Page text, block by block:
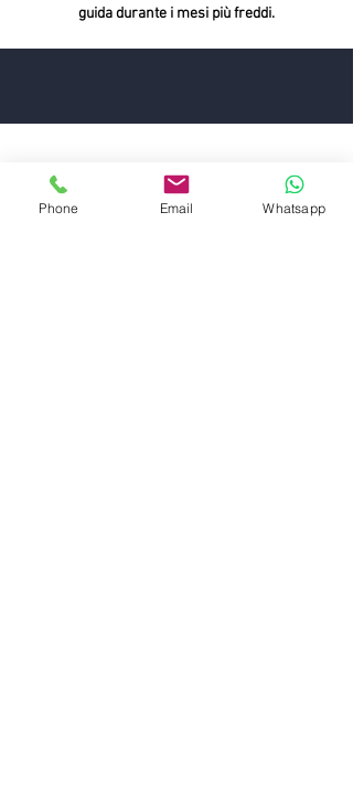
guida durante i mesi più freddi.
ECCO ALCUNI DEI NOSTRI SERVIZI
Phone Email Whatsapp